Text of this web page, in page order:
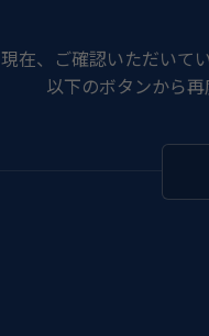
現在、ご確認いただいて
以下のボタンから